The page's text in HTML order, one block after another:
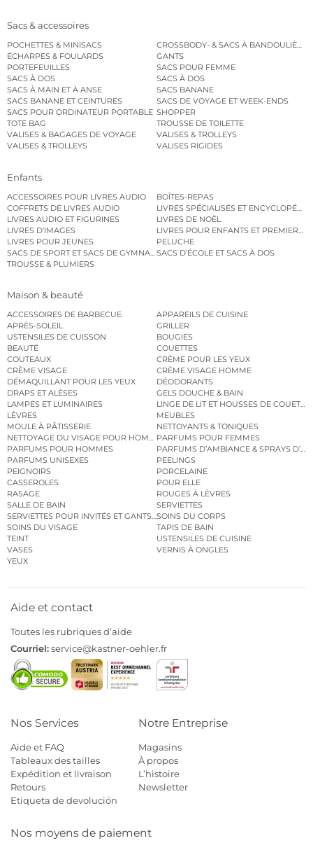
Sacs & accessoires
POCHETTES & MINISACS
CROSSBODY- & SACS À BANDOULIÈRE
ÉCHARPES & FOULARDS
GANTS
PORTEFEUILLES
SACS POUR FEMME
SACS À DOS
SACS À DOS
SACS À MAIN ET À ANSE
SACS BANANE
SACS BANANE ET CEINTURES
SACS DE VOYAGE ET WEEK-ENDS
SACS POUR ORDINATEUR PORTABLE SHOPPER
TOTE BAG
TROUSSE DE TOILETTE
VALISES & BAGAGES DE VOYAGE
VALISES & TROLLEYS
VALISES & TROLLEYS
VALISES RIGIDES
Enfants
ACCESSOIRES POUR LIVRES AUDIO
BOÎTES-REPAS
COFFRETS DE LIVRES AUDIO
LIVRES SPÉCIALISÉS ET
LIVRES AUDIO ET FIGURINES
LIVRES DE NOËL
LIVRES D’IMAGES
LIVRES POUR ENFANTS ET PREMIERS
LIVRES POUR JEUNES
PELUCHE
SACS DE SPORT ET SACS DE GYMNASTIQUESACS D’ÉCOLE ET SACS À DOS
TROUSSE & PLUMIERS
Maison & beauté
ACCESSOIRES DE BARBECUE
APPAREILS DE CUISINE
APRÈS-SOLEIL
GRILLER
USTENSILES DE CUISSON
BOUGIES
BEAUTÉ
COUETTES
COUTEAUX
CRÈME POUR LES YEUX
CRÈME VISAGE
CRÈME VISAGE HOMME
DÉMAQUILLANT POUR LES YEUX
DÉODORANTS
DRAPS ET ALÈSES
GELS DOUCHE & BAIN
LAMPES ET LUMINAIRES
LINGE DE LIT ET HOUSSES DE COUETTE
LÈVRES
MEUBLES
MOULE À PÂTISSERIE
NETTOYANTS & TONIQUES
NETTOYAGE DU VISAGE POUR HOMMESPARFUMS POUR FEMMES
PARFUMS POUR HOMMES
PARFUMS D’AMBIANCE & SPRAYS
PARFUMS UNISEXES
PEELINGS
PEIGNOIRS
PORCELAINE
CASSEROLES
POUR ELLE
RASAGE
ROUGES À LÈVRES
SALLE DE BAIN
SERVIETTES
SERVIETTES POUR INVITÉS ET GANTS DE TOILETTE
SOINS DU CORPS
SOINS DU VISAGE
TAPIS DE BAIN
TEINT
USTENSILES DE CUISINE
VASES
VERNIS À ONGLES
YEUX
Aide et contact
Toutes les rubriques d’aide
Courriel:service@kastner-oehler.fr
Nos Services
Aide et FAQ
Tableaux des tailles
Expédition et livraison
Retours
Etiqueta de devolución
Notre Entreprise
Magasins
À propos
L’histoire
Newsletter
Nos moyens de paiement